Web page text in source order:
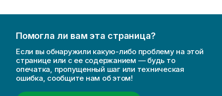
Помогла ли вам эта страница?
Если вы обнаружили какую-либо проблему на этой
странице или с ее содержанием — будь то
опечатка, пропущенный шаг или техническая
ошибка, сообщите нам об этом!